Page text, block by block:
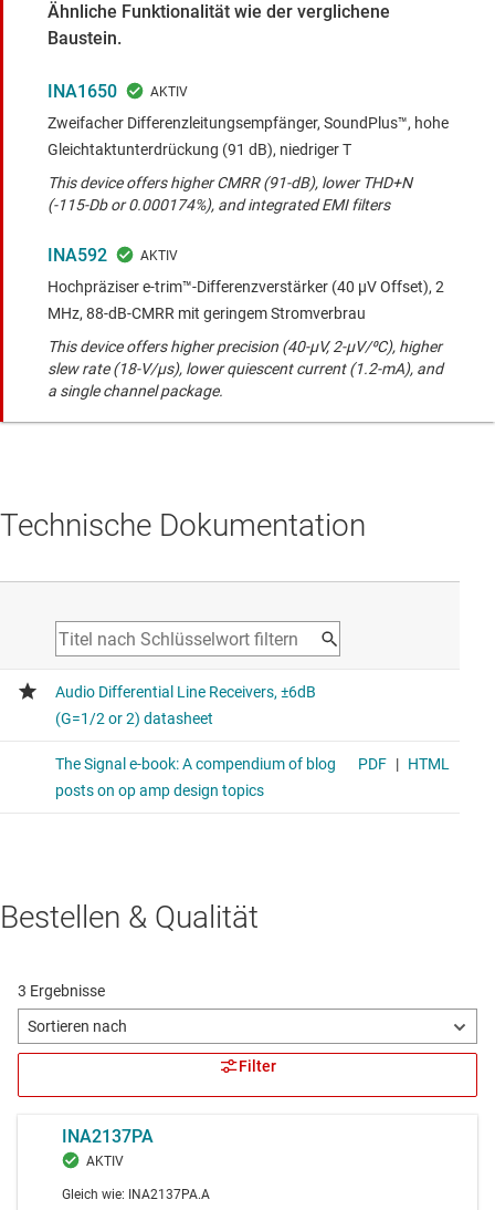
Ähnliche Funktionalität wie der verglichene
Baustein.
INA1650
Zweifacher Differenzleitungsempfänger, SoundPlus™, hohe
Gleichtaktunterdrückung (91 dB), niedriger T
This device offers higher CMRR (91-dB), lower THD+N
(-115-Db or 0.000174%), and integrated EMI filters
INA592
Hochpräziser e-trim™-Differenzverstärker (40 µV Offset), 2
MHz, 88-dB-CMRR mit geringem Stromverbrau
This device offers higher precision (40-µV, 2-µV/⁰C), higher
slew rate (18-V/µs), lower quiescent current (1.2-mA), and
a single channel package.
Technische Dokumentation
Bestellen & Qualität